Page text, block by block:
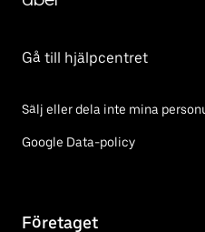
Gå till hjälpcentret
Sälj eller dela inte mina
Google Data-policy
Företaget